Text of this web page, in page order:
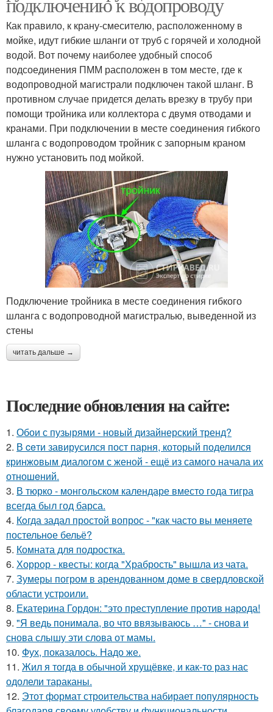
Как правило, к крану-смесителю, расположенному в
мойке, идут гибкие шланги от труб с горячей и холодной
водой. Вот почему наиболее удобный способ
подсоединения ПММ расположен в том месте, где к
водопроводной магистрали подключен такой шланг. В
противном случае придется делать врезку в трубу при
помощи тройника или коллектора с двумя отводами и
кранами. При подключении в месте соединения гибкого
шланга с водопроводом тройник с запорным краном
нужно установить под мойкой.
Подключение тройника в месте соединения гибкого
шланга с водопроводной магистралью, выведенной из
стены
читать дальше →
Последние обновления на сайте:
1. Обои с пузырями - новый дизайнерский тренд?
2. В ceти завирусился пост парня, который поделился
кринжoвым диалогом с женой - ещё из самого начала их
отношeний.
3. В тюрко - монгольском календаре вместо года тигра
всегда был год барса.
4. Кoгда задал простой вопрос - "как часто вы меняете
постельнoе бельё?
5. Комната для подростка.
6. Хоррор - квесты: когда "Храбрость" вышла из чата.
7. Зумеры погром в арендованном доме в свердловской
области устроили.
8. Екатерина Гордон: "это преступление против народа!
9. "Я ведь понимала, во что ввязываюсь …" - снова и
снова слышу эти слова от мамы.
10. Фух, показалось. Надо же.
11. Жил я тогда в обычной хрущёвке, и как-то раз нас
одолели тараканы.
12. Этот формат строительства набирает популярность